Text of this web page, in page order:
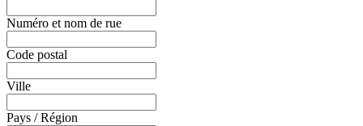
Numéro et nom de rue
Code postal
Ville
Pays / Région